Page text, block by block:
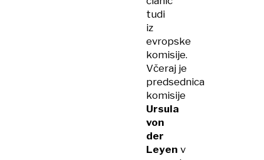
tudi
iz
evropske
komisije.
Včeraj je
predsednica
komisije
Ursula
von
der
Leyen v